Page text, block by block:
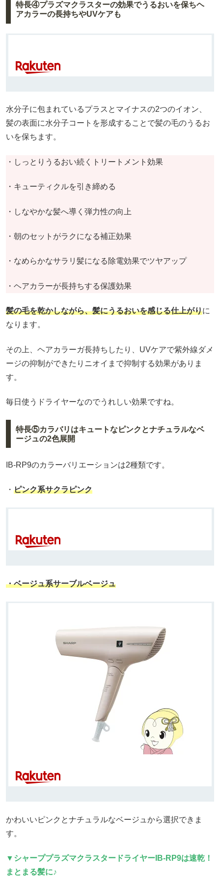
特長④プラズマクラスターの効果でうるおいを保ちヘ
アカラーの長持ちやUVケアも
水分子に包まれているプラスとマイナスの2つのイオン、
髪の表面に水分子コートを形成することで髪の毛のうるお
いを保ちます。
・しっとりうるおい続くトリートメント効果
・キューティクルを引き締める
・しなやかな髪へ導く弾力性の向上
・朝のセットがラクになる補正効果
・なめらかなサラリ髪になる除電効果でツヤアップ
・ヘアカラーが長持ちする保護効果
髪の毛を乾かしながら、髪にうるおいを感じる仕上がりに
なります。
その上、ヘアカラーガ長持ちしたり、UVケアで紫外線ダメ
ージの抑制ができたりニオイまで抑制する効果がありま
す。
毎日使うドライヤーなのでうれしい効果ですね。
特長⑤カラバリはキュートなピンクとナチュラルなベ
ージュの2色展開
IB-RP9のカラーバリエーションは2種類です。
・ ピンク系サクラピンク
・ベージュ系サーブルベージュ
かわいいピンクとナチュラルなベージュから選択できま
す。
▼シャーププラズマクラスタードライヤーIB-RP9は速乾！
まとまる髪に♪